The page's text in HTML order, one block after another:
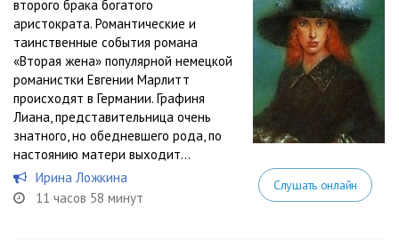
второго брака богатого
аристократа. Романтические и
таинственные события романа
«Вторая жена» популярной немецкой
романистки Евгении Марлитт
происходят в Германии. Графиня
Лиана, представительница очень
знатного, но обедневшего рода, по
настоянию матери выходит...
Ирина Ложкина
11 часов 58 минут
Слушать онлайн